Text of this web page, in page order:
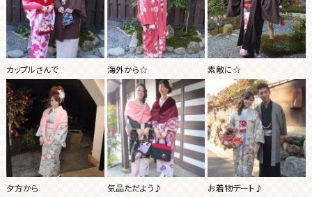
カップルさんで 海外から☆ 素敵に☆
夕方から 気品ただよう♪ お着物デート♪